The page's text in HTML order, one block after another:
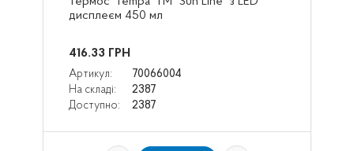
дисплеєм 450 мл
416.33 ГРН
Артикул:
70066004
На складі:
2387
Доступно:
2387